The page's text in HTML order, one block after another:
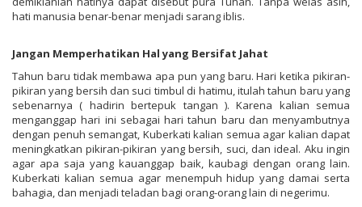
hati manusia benar-benar menjadi sarang iblis.
Jangan Memperhatikan Hal yang Bersifat Jahat
Tahun baru tidak membawa apa pun yang baru. Hari ketika pikiran-
pikiran yang bersih dan suci timbul di hatimu, itulah tahun baru yang
sebenarnya ( hadirin bertepuk tangan ). Karena kalian semua
menganggap hari ini sebagai hari tahun baru dan menyambutnya
dengan penuh semangat, Kuberkati kalian semua agar kalian dapat
meningkatkan pikiran-pikiran yang bersih, suci, dan ideal. Aku ingin
agar apa saja yang kauanggap baik, kaubagi dengan orang lain.
Kuberkati kalian semua agar menempuh hidup yang damai serta
bahagia, dan menjadi teladan bagi orang-orang lain di negerimu.